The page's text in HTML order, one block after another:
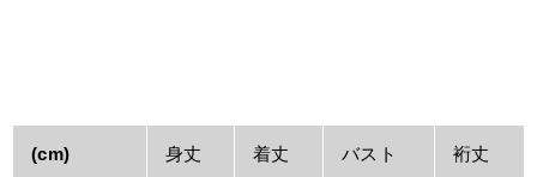
(cm) 身丈 着丈 バスト 裄丈